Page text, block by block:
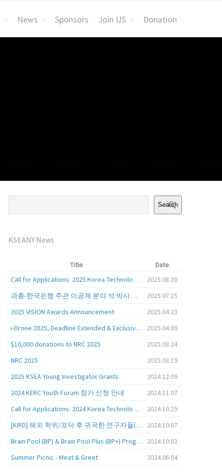
News Sponsors Join US Donation
Search
KSEANY News
Title
Date
Call for Applications: 2025 Korea Technology Advisory Group (K-TAG)
2025.08.20
과총-한국은행 주관 이공계 분야 석·박사 학위자 대상 서베이
2025.07.15
2025 VISION Awards Announcement
2025.04.23
i-Drone 2025, Deadline Extended & Exclusive Opportunity to Travel to Korea!
2025.04.09
$10,000 donations to NRC 2025
2025.03.24
NRC 2025
2025.03.19
2025 KSEA Young Investigator Grants
2024.12.09
2024 KERC Youth Forum 참가 신청 안내
2024.11.07
Call for Applications: 2024 Korea Technology Advisory Group (K-TAG)
2024.10.29
[KIRD] 해외 학위/포닥 후 귀국한 연구자들(학교, 출연(연), 기업)의 경력개발 경험 공유 줌 세미나 안내
2024.10.07
Brain Pool (BP) & Brain Pool Plus (BP+) Programs
2024.10.02
Summer Picnic - Meat & Greet
2024.06.04